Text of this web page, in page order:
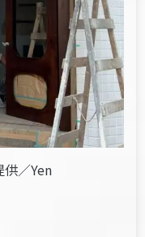
／Yen